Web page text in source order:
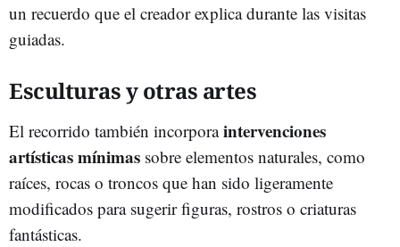
un recuerdo que el creador explica durante las visitas
guiadas.
Esculturas y otras artes
El recorrido también incorporaintervenciones
artísticas mínimas sobre elementos naturales, como
raíces, rocas o troncos que han sido ligeramente
modificados para sugerir figuras, rostros o criaturas
fantásticas.